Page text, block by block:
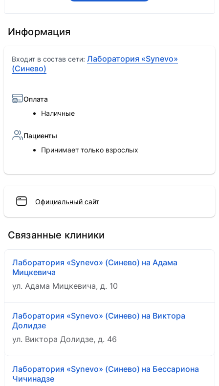
Информация
Входит в состав сети: Лаборатория «Synevo»
(Синево)
Оплата
Наличные
Пациенты
Принимает только взрослых
Официальный сайт
Связанные клиники
Лаборатория «Synevo» (Синево) на Адама
Мицкевича
ул. Адама Мицкевича, д. 10
Лаборатория «Synevo» (Синево) на Виктора
Долидзе
ул. Виктора Долидзе, д. 46
Лаборатория «Synevo» (Синево) на Бессариона
Чичинадзе